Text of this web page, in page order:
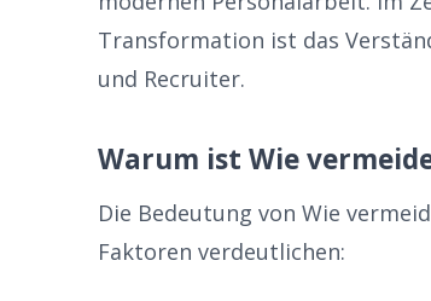
Transformation ist das
und Recruiter.
Warum ist Wie
Die Bedeutung von Wie
Faktoren verdeutlichen: